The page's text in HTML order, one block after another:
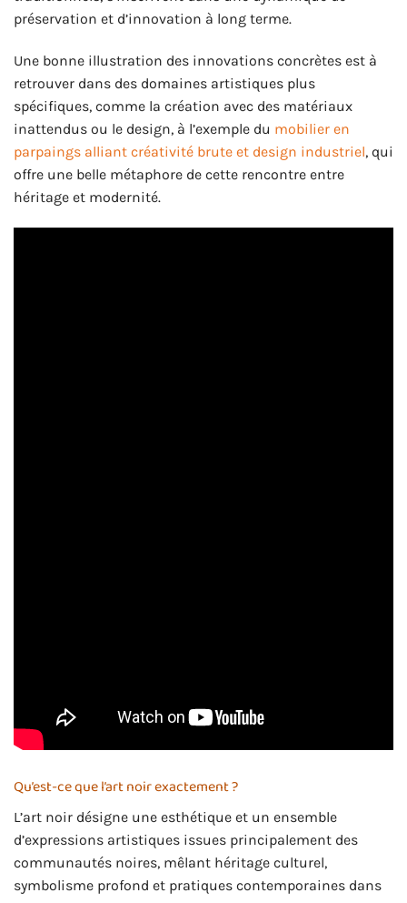
préservation et d’innovation à long terme.
Une bonne illustration des innovations concrètes est à
retrouver dans des domaines artistiques plus
spécifiques, comme la création avec des matériaux
inattendus ou le design, à l’exemple du mobilier en
parpaings alliant créativité brute et design industriel, qui
offre une belle métaphore de cette rencontre entre
héritage et modernité.
Qu’est-ce que l’art noir exactement ?
L’art noir désigne une esthétique et un ensemble
d’expressions artistiques issues principalement des
communautés noires, mêlant héritage culturel,
symbolisme profond et pratiques contemporaines dans